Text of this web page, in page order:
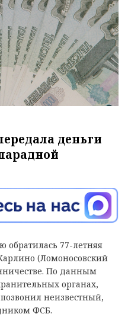
деньги
обратилась 77-летняя
(Ломоносовский
По данным
органах,
неизвестный,
ФСБ.